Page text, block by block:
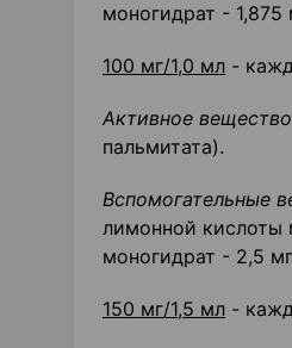
моногидрат -
100 мг/1,0 мл -
Активное
пальмитата).
Вспомогательные
лимонной кислоты
моногидрат - 2,5
150 мг/1,5 мл -